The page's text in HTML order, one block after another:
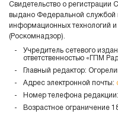
Свидетельство о
выдано Федеральной службой
информационных технологий
(Роскомнадзор).
Учредитель сетевого
ответственностью «ГПМ
Главный редактор:
Адрес электронной почты:
Номер телефона редакции:
Возрастное ограничение